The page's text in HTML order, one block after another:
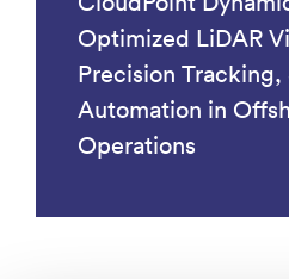
Optimized LiDAR
Precision Tracking,
Automation in
Operations